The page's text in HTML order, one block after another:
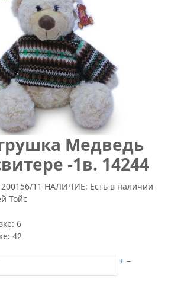
Медведь
-1в. 14244
200156/11 НАЛИЧИЕ: Есть в наличии
Тойс
6
42
+ –